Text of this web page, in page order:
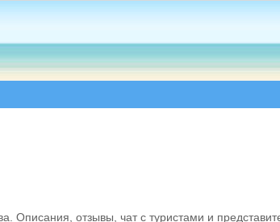
отзывы, чат с туристами и